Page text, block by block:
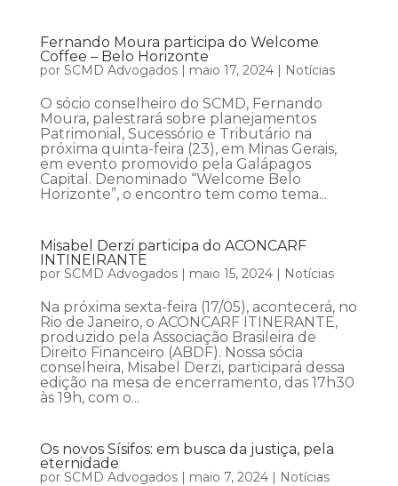
Fernando Moura participa do Welcome
Coffee – Belo Horizonte
por SCMD Advogados| maio 17, 2024| Notícias
O sócio conselheiro do SCMD, Fernando
Moura, palestrará sobre planejamentos
Patrimonial, Sucessório e Tributário na
próxima quinta-feira (23), em Minas Gerais,
em evento promovido pela Galápagos
Capital. Denominado “Welcome Belo
Horizonte”, o encontro tem como tema...
Misabel Derzi participa do ACONCARF
INTINEIRANTE
por SCMD Advogados| maio 15, 2024| Notícias
Na próxima sexta-feira (17/05), acontecerá, no
Rio de Janeiro, o ACONCARF ITINERANTE,
produzido pela Associação Brasileira de
Direito Financeiro (ABDF). Nossa sócia
conselheira, Misabel Derzi, participará dessa
edição na mesa de encerramento, das 17h30
às 19h, com o...
Os novos Sísifos: em busca da justiça, pela
eternidade
por SCMD Advogados| maio 7, 2024| Notícias